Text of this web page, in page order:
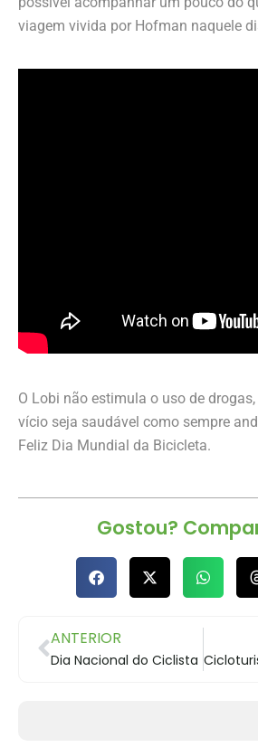
viagem vivida por Hofman naquele
O Lobi não estimula o uso de
vício seja saudável como sempre
Feliz Dia Mundial da Bicicleta.
Gostou?
ANTERIOR
Dia Nacional do Ciclista